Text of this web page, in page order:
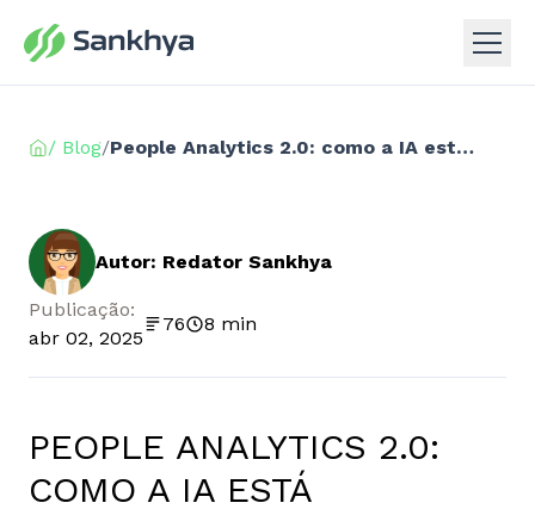
/ Blog/ People Analytics 2.0: como a IA está redefinindo a gestão de talentos
Autor: Redator Sankhya
Publicação:
abr 02, 2025
76 8 min
PEOPLE ANALYTICS 2.0:
COMO A IA ESTÁ